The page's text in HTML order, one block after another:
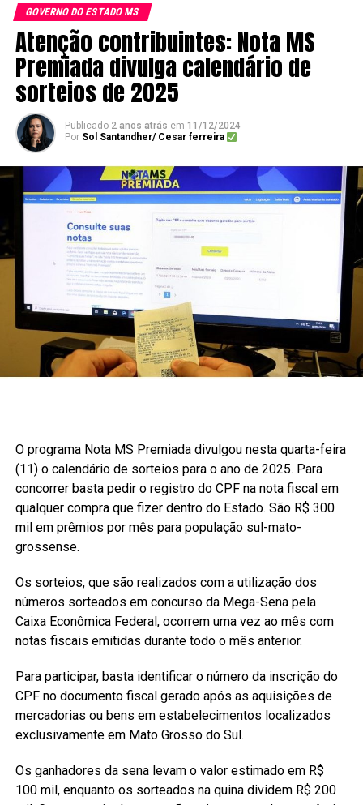
GOVERNO DO ESTADO MS
Atenção contribuintes: Nota MS
Premiada divulga calendário de
sorteios de 2025
Publicado 2 anos atrás em 11/12/2024
Por Sol Santandher/ Cesar ferreira
O programa Nota MS Premiada divulgou nesta quarta-feira
(11) o calendário de sorteios para o ano de 2025. Para
concorrer basta pedir o registro do CPF na nota fiscal em
qualquer compra que fizer dentro do Estado. São R$ 300
mil em prêmios por mês para população sul-mato-
grossense.
Os sorteios, que são realizados com a utilização dos
números sorteados em concurso da Mega-Sena pela
Caixa Econômica Federal, ocorrem uma vez ao mês com
notas fiscais emitidas durante todo o mês anterior.
Para participar, basta identificar o número da inscrição do
CPF no documento fiscal gerado após as aquisições de
mercadorias ou bens em estabelecimentos localizados
exclusivamente em Mato Grosso do Sul.
Os ganhadores da sena levam o valor estimado em R$
100 mil, enquanto os sorteados na quina dividem R$ 200